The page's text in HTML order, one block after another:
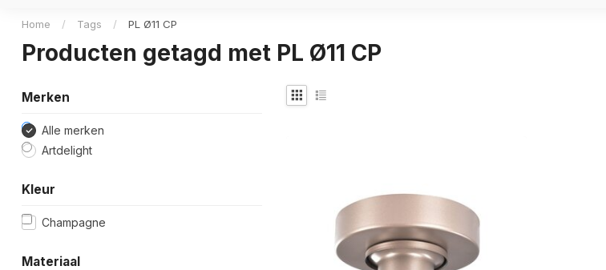
Home / Tags / PL Ø11 CP
Producten getagd met PL Ø11 CP
Merken
Alle merken
Artdelight
Kleur
Champagne
Materiaal